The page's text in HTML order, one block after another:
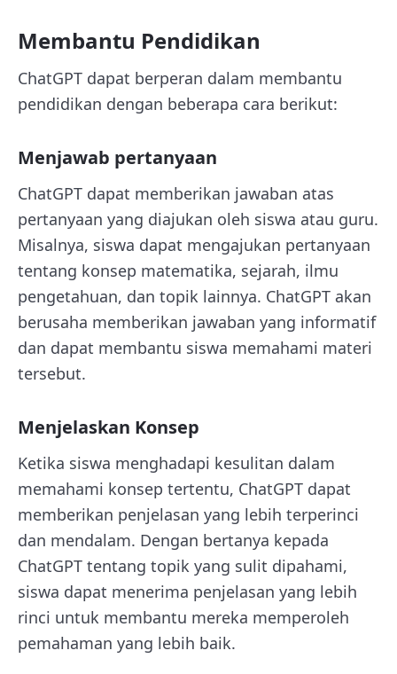
Membantu Pendidikan
ChatGPT dapat berperan dalam membantu
pendidikan dengan beberapa cara berikut:
Menjawab pertanyaan
ChatGPT dapat memberikan jawaban atas
pertanyaan yang diajukan oleh siswa atau guru.
Misalnya, siswa dapat mengajukan pertanyaan
tentang konsep matematika, sejarah, ilmu
pengetahuan, dan topik lainnya. ChatGPT akan
berusaha memberikan jawaban yang informatif
dan dapat membantu siswa memahami materi
tersebut.
Menjelaskan Konsep
Ketika siswa menghadapi kesulitan dalam
memahami konsep tertentu, ChatGPT dapat
memberikan penjelasan yang lebih terperinci
dan mendalam. Dengan bertanya kepada
ChatGPT tentang topik yang sulit dipahami,
siswa dapat menerima penjelasan yang lebih
rinci untuk membantu mereka memperoleh
pemahaman yang lebih baik.